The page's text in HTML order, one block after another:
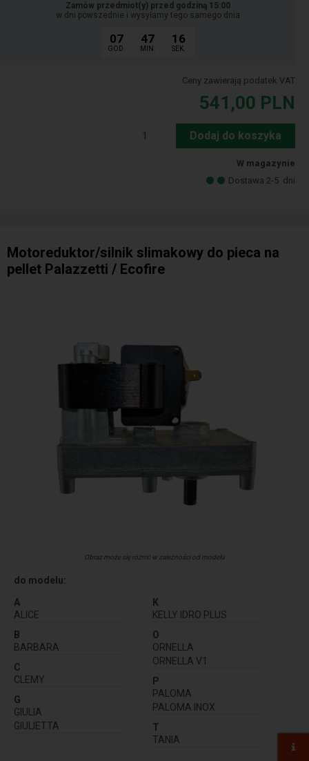
Zamów przedmiot(y) przed godziną 15:00
w dni powszednie i wysyłamy tego samego dnia
07
GOD.
47
MIN.
14
SEK.
Ceny zawierają podatek VAT
541,00 PLN
Dodaj do koszyka
W magazynie
Dostawa 2-5 dni
Motoreduktor/silnik slimakowy do pieca na
pellet Palazzetti / Ecofire
Obraz może się różnić w zależności od modelu
do modelu:
A
ALICE
B
BARBARA
C
CLEMY
G
GIULIA
GIULIETTA
K
KELLY IDRO PLUS
O
ORNELLA
ORNELLA V1
P
PALOMA
PALOMA INOX
T
TANIA